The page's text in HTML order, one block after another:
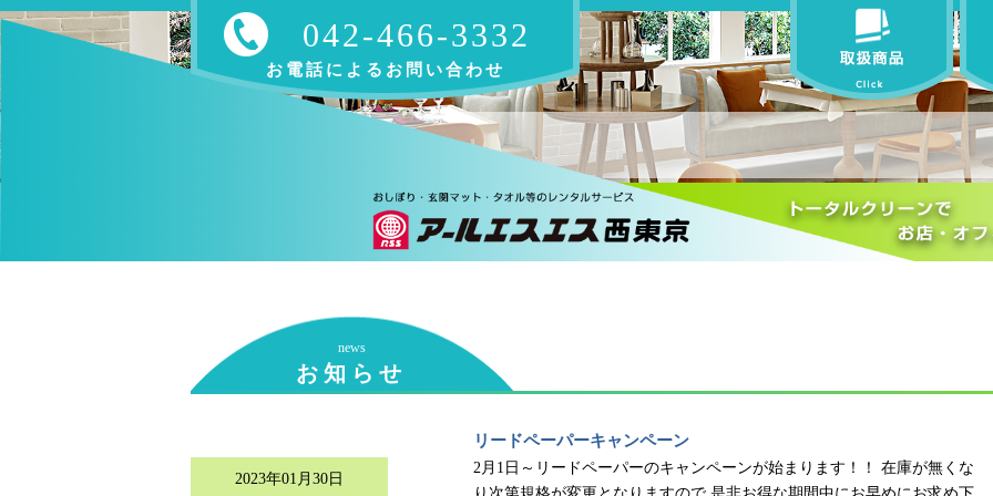
042-466-3332
お電話によるお問い合わせ
news
お知らせ
2023年01月30日
リードペーパーキャンペーン
2月1日～リードペーパーのキャンペーンが始まります！！ 在庫が無くな